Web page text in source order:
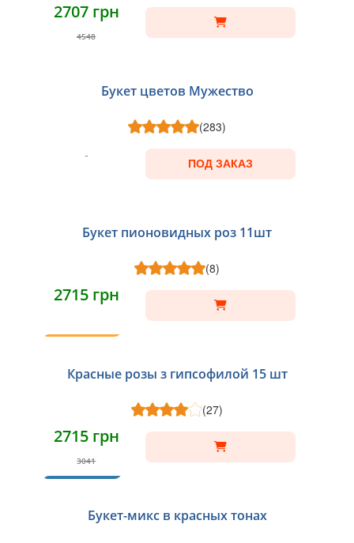
2707 грн
4548
Букет цветов Мужество
(283)
ПОД ЗАКАЗ
Букет пионовидных роз 11шт
(8)
2715 грн
Красные розы з гипсофилой 15 шт
(27)
2715 грн
3041
Букет-микс в красных тонах